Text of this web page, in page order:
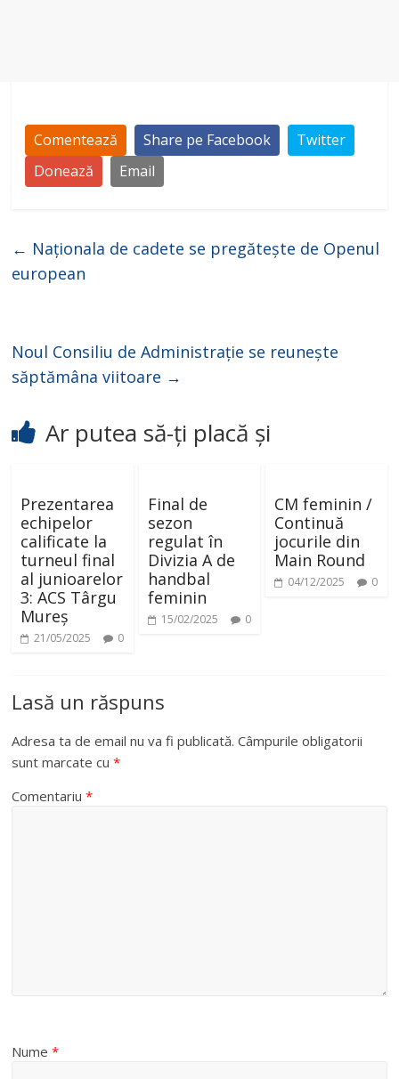
Comentează Share pe Facebook
Twitter
Donează
Email
← Naționala de cadete se pregătește de Openul
european
Noul Consiliu de Administrație se reunește
săptămâna viitoare →
Ar putea să-ți placă și
Prezentarea
echipelor
calificate la
turneul final
al junioarelor
3: ACS Târgu
Mureș
21/05/2025 0
Final de
sezon
regulat în
Divizia A de
handbal
feminin
15/02/2025 0
CM feminin /
Continuă
jocurile din
Main Round
04/12/2025 0
Lasă un răspuns
Adresa ta de email nu va fi publicată. Câmpurile obligatorii
sunt marcate cu*
Comentariu*
Nume*